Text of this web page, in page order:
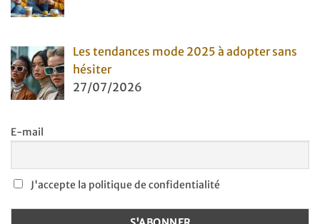
Les tendances mode 2025 à adopter sans
hésiter
27/07/2026
E-mail
J'accepte la politique de confidentialité